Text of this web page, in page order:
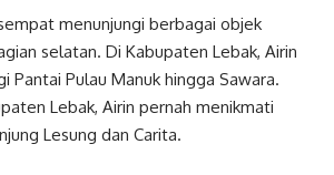
menunjungi berbagai objek
selatan. Di Kabupaten Lebak, Airin
Pantai Pulau Manuk hingga Sawara.
Lebak, Airin pernah menikmati
Lesung dan Carita.